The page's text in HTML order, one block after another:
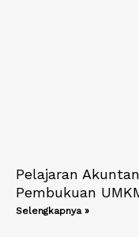
Pelajaran
Pembukuan
Selengkapnya »